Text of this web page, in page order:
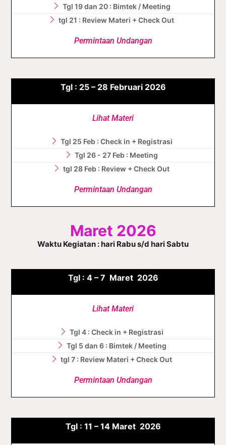
Tgl 19 dan 20 : Bimtek / Meeting
tgl 21 : Review Materi + Check Out
Permintaan Undangan
Tgl : 25 – 28 Februari 2026
Lihat Materi
Tgl 25 Feb : Check in + Registrasi
Tgl 26 - 27 Feb : Meeting
tgl 28 Feb : Review + Check Out
Permintaan Undangan
Maret 2026
Waktu Kegiatan : hari Rabu s/d hari Sabtu
Tgl : 4 – 7 Maret 2026
Lihat Materi
Tgl 4 : Check in + Registrasi
Tgl 5 dan 6 : Bimtek / Meeting
tgl 7 : Review Materi + Check Out
Permintaan Undangan
Tgl : 11 – 14 Maret 2026